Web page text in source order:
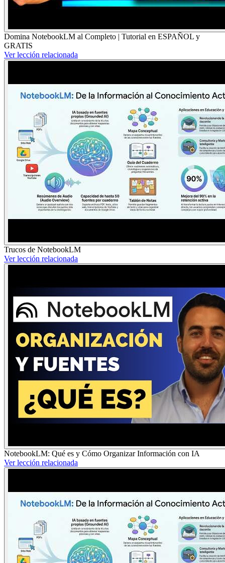
Domina NotebookLM al Completo | Tutorial en ESPAÑOL y
GRATIS
Ver lección relacionada
Trucos de NotebookLM
Ver lección relacionada
NotebookLM: Qué es y Cómo Organizar Información con IA
Ver lección relacionada